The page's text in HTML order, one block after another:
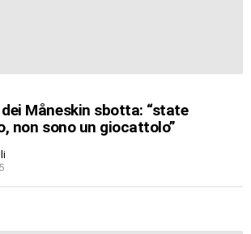
Måneskin sbotta: “state
non sono un giocattolo”